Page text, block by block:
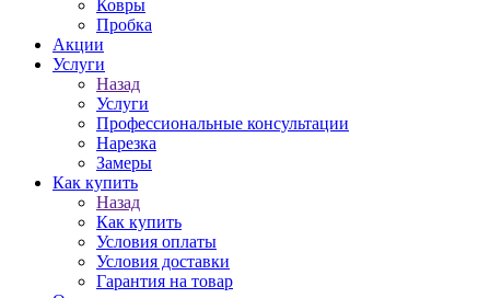
Ковры
Пробка
Акции
Услуги
Назад
Услуги
Профессиональные консультации
Нарезка
Замеры
Как купить
Назад
Как купить
Условия оплаты
Условия доставки
Гарантия на товар